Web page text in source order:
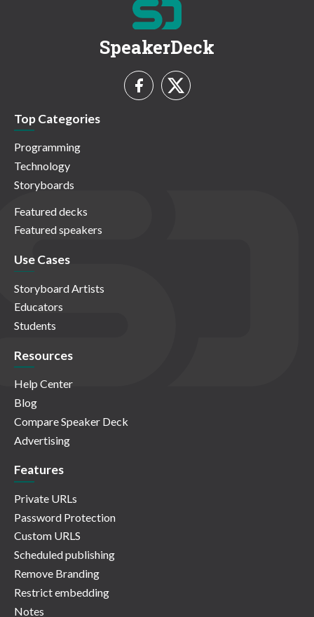
SpeakerDeck
Top Categories
Programming
Technology
Storyboards
Featured decks
Featured speakers
Use Cases
Storyboard Artists
Educators
Students
Resources
Help Center
Blog
Compare Speaker Deck
Advertising
Features
Private URLs
Password Protection
Custom URLS
Scheduled publishing
Remove Branding
Restrict embedding
Notes